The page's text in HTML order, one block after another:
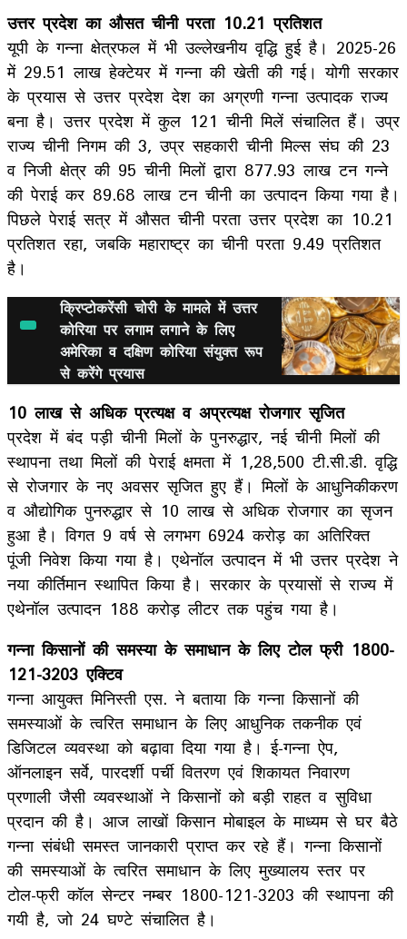
उत्तर प्रदेश का औसत चीनी परता 10.21 प्रतिशत
यूपी के गन्ना क्षेत्रफल में भी उल्लेखनीय वृद्धि हुई है। 2025-26
में 29.51 लाख हेक्टेयर में गन्ना की खेती की गई। योगी सरकार
के प्रयास से उत्तर प्रदेश देश का अग्रणी गन्ना उत्पादक राज्य
बना है। उत्तर प्रदेश में कुल 121 चीनी मिलें संचालित हैं। उप्र
राज्य चीनी निगम की 3, उप्र सहकारी चीनी मिल्स संघ की 23
व निजी क्षेत्र की 95 चीनी मिलों द्वारा 877.93 लाख टन गन्ने
की पेराई कर 89.68 लाख टन चीनी का उत्पादन किया गया है।
पिछले पेराई सत्र में औसत चीनी परता उत्तर प्रदेश का 10.21
प्रतिशत रहा, जबकि महाराष्ट्र का चीनी परता 9.49 प्रतिशत
है।
क्रिप्टोकरेंसी चोरी के मामले में उत्तर
कोर‍िया पर लगाम लगाने के ल‍िए
अमेरिका व दक्षिण कोरिया संयुक्त रूप
से करेंगे प्रयास
10 लाख से अधिक प्रत्यक्ष व अप्रत्यक्ष रोजगार सृजित
प्रदेश में बंद पड़ी चीनी मिलों के पुनरुद्धार, नई चीनी मिलों की
स्थापना तथा मिलों की पेराई क्षमता में 1,28,500 टी.सी.डी. वृद्धि
से रोजगार के नए अवसर सृजित हुए हैं। मिलों के आधुनिकीकरण
व औद्योगिक पुनरुद्धार से 10 लाख से अधिक रोजगार का सृजन
हुआ है। विगत 9 वर्ष से लगभग 6924 करोड़ का अतिरिक्त
पूंजी निवेश किया गया है। एथेनॉल उत्पादन में भी उत्तर प्रदेश ने
नया कीर्तिमान स्थापित किया है। सरकार के प्रयासों से राज्य में
एथेनॉल उत्पादन 188 करोड़ लीटर तक पहुंच गया है।
गन्ना किसानों की समस्या के समाधान के लिए टोल फ्री 1800-
121-3203 एक्टिव
गन्ना आयुक्त मिनिस्ती एस. ने बताया कि गन्ना किसानों की
समस्याओं के त्वरित समाधान के लिए आधुनिक तकनीक एवं
डिजिटल व्यवस्था को बढ़ावा दिया गया है। ई-गन्ना ऐप,
ऑनलाइन सर्वे, पारदर्शी पर्ची वितरण एवं शिकायत निवारण
प्रणाली जैसी व्यवस्थाओं ने किसानों को बड़ी राहत व सुविधा
प्रदान की है। आज लाखों किसान मोबाइल के माध्यम से घर बैठे
गन्ना संबंधी समस्त जानकारी प्राप्त कर रहे हैं। गन्ना किसानों
की समस्याओं के त्वरित समाधान के लिए मुख्यालय स्तर पर
टोल-फ्री कॉल सेन्टर नम्बर 1800-121-3203 की स्थापना की
गयी है, जो 24 घण्टे संचालित है।